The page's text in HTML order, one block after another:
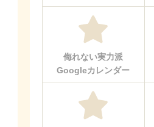
侮れない実力派
Googleカレンダー